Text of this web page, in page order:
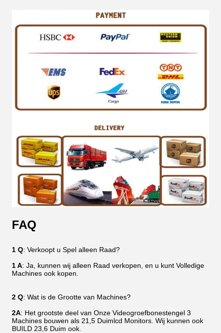
FAQ
1 Q: Verkoopt u Spel alleen Raad?
1 A: Ja, kunnen wij alleen Raad verkopen, en u kunt Volledige
Machines ook kopen.
2 Q: Wat is de Grootte van Machines?
2A: Het grootste deel van Onze Videogroefbonestengel 3
Machines bouwen als 21,5 Duimlcd Monitors. Wij kunnen ook
BUILD 23,6 Duim ook.